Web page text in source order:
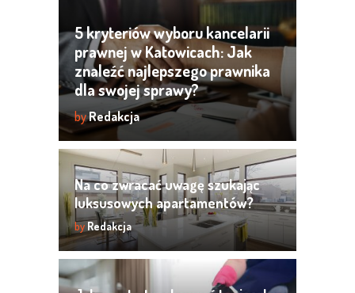
5 kryteriów wyboru kancelarii
prawnej w Katowicach: Jak
znaleźć najlepszego prawnika
dla swojej sprawy?
byRedakcja
Na co zwracać uwagę szukając
luksusowych apartamentów?
by Redakcja